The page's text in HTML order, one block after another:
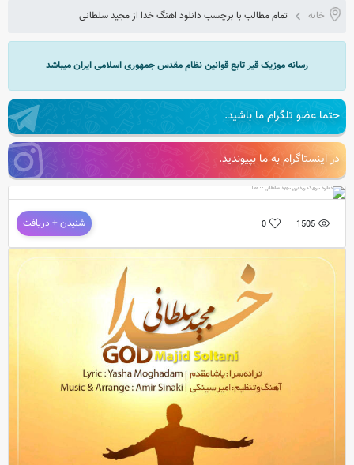
خانه تمام مطالب با برچسب دانلود اهنگ خدا از مجید سلطانی
رسانه موزیک قیر تابع قوانین نظام مقدس جمهوری اسلامی ایران میباشد
حتما عضو تلگرام ما باشید.
در اینستاگرام به ما بپیوندید.
1505
0 شنیدن + دریافت